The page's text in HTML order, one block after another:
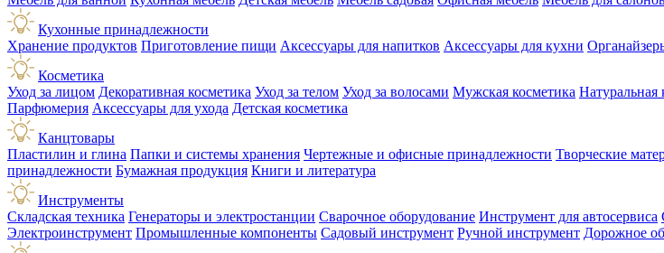
Кухонные принадлежности
Хранение продуктов Приготовление пищи Аксессуары для напитков Аксессуары для кухни
Косметика
Уход за лицом Декоративная косметика Уход за телом Уход за волосами Мужская косметика Натуральная
Парфюмерия Аксессуары для ухода Детская косметика
Канцтовары
Пластилин и глина Папки и системы хранения Чертежные и офисные принадлежности Творческие
принадлежности Бумажная продукция Книги и литература
Инструменты
Складская техника Генераторы и электростанции Сварочное оборудование Инструмент для автосервиса
Электроинструмент Промышленные компоненты Садовый инструмент Ручной инструмент Дорожное